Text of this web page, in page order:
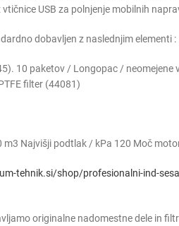
vtičnice USB za polnjenje mobilnih
dobavljen z naslednjim elementi :
10 paketov / Longopac / neomejene
filter (44081)
m3 Najvišji podtlak / kPa 120 Moč
tehnik.si/shop/profesionalni-ind-
originalne nadomestne dele in